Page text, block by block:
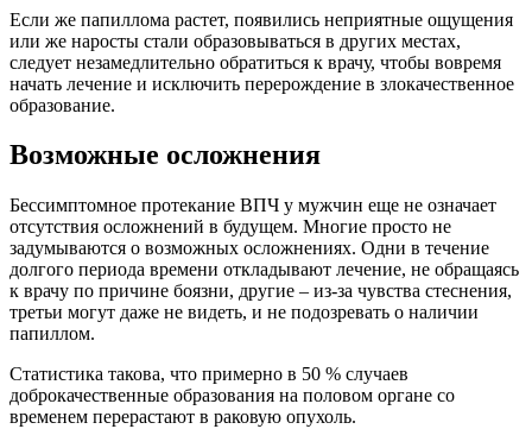
Если же папиллома растет, появились неприятные ощущения
или же наросты стали образовываться в других местах,
следует незамедлительно обратиться к врачу, чтобы вовремя
начать лечение и исключить перерождение в злокачественное
образование.
Возможные осложнения
Бессимптомное протекание ВПЧ у мужчин еще не означает
отсутствия осложнений в будущем. Многие просто не
задумываются о возможных осложнениях. Одни в течение
долгого периода времени откладывают лечение, не обращаясь
к врачу по причине боязни, другие – из-за чувства стеснения,
третьи могут даже не видеть, и не подозревать о наличии
папиллом.
Статистика такова, что примерно в 50 % случаев
доброкачественные образования на половом органе со
временем перерастают в раковую опухоль.